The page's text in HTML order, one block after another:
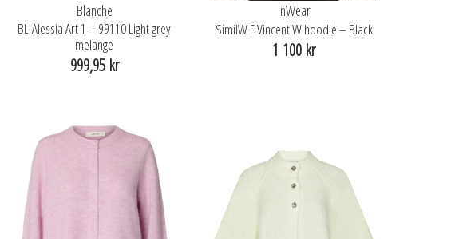
Blanche
BL-Alessia Art 1 – 99110 Light grey
melange
999,95 kr
InWear
SimiIW F VincentIW hoodie – Black
1 100 kr